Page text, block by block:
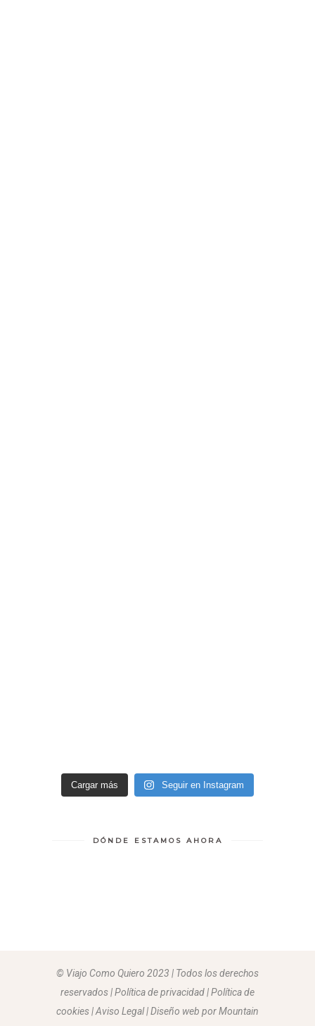
Cargar más Seguir en Instagram
DÓNDE ESTAMOS AHORA
© Viajo Como Quiero 2023 | Todos los derechos
reservados | Política de privacidad | Política de
cookies | Aviso Legal |Diseño web por Mountain